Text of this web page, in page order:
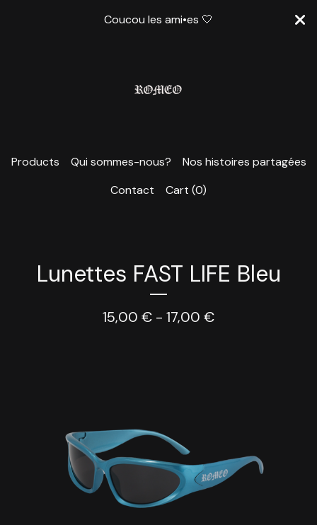
Coucou les ami•es 🤍
Products Qui sommes-nous?
Nos histoires partagées
Contact
Cart (0)
Lunettes FAST LIFE Bleu
15,00 € - 17,00 €